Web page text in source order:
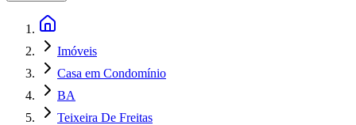
Imóveis
Casa em Condomínio
BA
Teixeira De Freitas